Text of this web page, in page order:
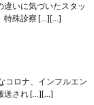
違いに気づいたスタッ
特殊診察 […][…]
コロナ、インフルエン
送され […][…]